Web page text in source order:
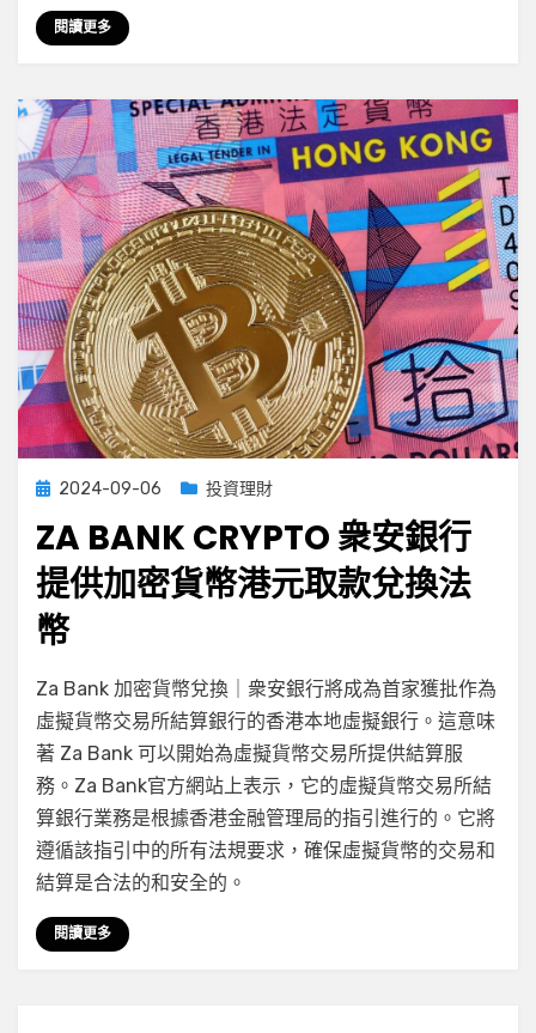
銀
行
優
惠
即
賺
$267
定
期
利
息
有
1034〉
中
閱讀更多
Posted
2024-09-06 投資理財
ZA BANK CRYPTO 衆安銀行
提供加密貨幣港元取款兌換法
幣
by 小編
在
Bank
Crypto
衆
安
銀
行
提
供
加
有 2 則留言
Za Bank 加密貨幣兌換｜衆安銀行將成為首家獲批作為
虛擬貨幣交易所結算銀行的香港本地虛擬銀行。這意味
著 Za Bank 可以開始為虛擬貨幣交易所提供結算服
務。Za Bank官方網站上表示，它的虛擬貨幣交易所結
算銀行業務是根據香港金融管理局的指引進行的。它將
遵循該指引中的所有法規要求，確保虛擬貨幣的交易和
結算是合法的和安全的。
閱讀更多